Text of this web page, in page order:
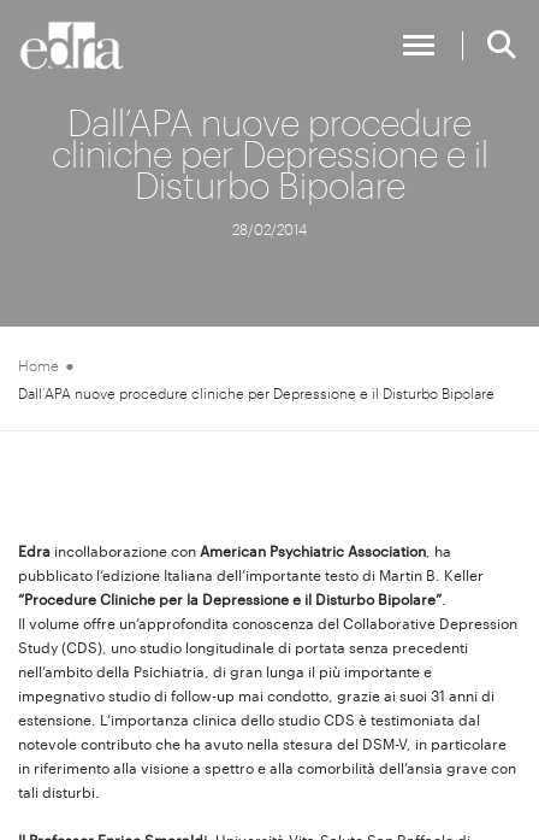
Toggle
Dall’APA nuove procedure
cliniche per Depressione e il
Disturbo Bipolare
28/02/2014
Home
Dall’APA nuove procedure cliniche per Depressione e il Disturbo Bipolare
Edra incollaborazione con American Psychiatric Association , ha
pubblicato l’edizione Italiana dell’importante testo di Martin B. Keller
“Procedure Cliniche per la Depressione e il Disturbo Bipolare”.
Il volume offre un’approfondita conoscenza del Collaborative Depression
Study (CDS), uno studio longitudinale di portata senza precedenti
nell’ambito della Psichiatria, di gran lunga il più importante e
impegnativo studio di follow-up mai condotto, grazie ai suoi 31 anni di
estensione. L’importanza clinica dello studio CDS è testimoniata dal
notevole contributo che ha avuto nella stesura del DSM-V, in particolare
in riferimento alla visione a spettro e alla comorbilità dell’ansia grave con
tali disturbi.